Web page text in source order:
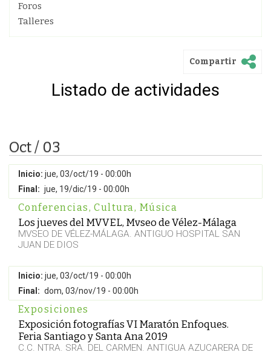
Foros
Talleres
Compartir
Listado de actividades
Oct / 03
Inicio: jue, 03/oct/19 - 00:00h
Final: jue, 19/dic/19 - 00:00h
Conferencias, Cultura, Música
Los jueves del MVVEL, Mvseo de Vélez-Málaga
MVSEO DE VÉLEZ-MÁLAGA. ANTIGUO HOSPITAL SAN
JUAN DE DIOS
Inicio: jue, 03/oct/19 - 00:00h
Final: dom, 03/nov/19 - 00:00h
Exposiciones
Exposición fotografías VI Maratón Enfoques.
Feria Santiago y Santa Ana 2019
C.C. NTRA. SRA. DEL CARMEN. ANTIGUA AZUCARERA DE